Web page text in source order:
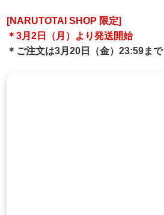
[NARUTOTAI SHOP 限定]
＊3月2日（月）より発送開始
＊ご注文は3月20日（金）23:59まで